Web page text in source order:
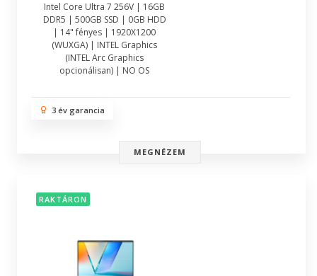
Intel Core Ultra 7 256V | 16GB
DDR5 | 500GB SSD | 0GB HDD
| 14" fényes | 1920X1200
(WUXGA) | INTEL Graphics
(INTEL Arc Graphics
opcionálisan) | NO OS
3 év garancia
MEGNÉZEM
RAKTÁRON